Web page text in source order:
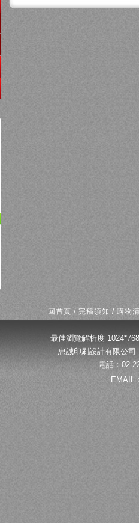
回首頁 /完稿須知 /購物
最佳瀏覽解析度
忠誠印刷設計有限公
電話：02-
EMAIL